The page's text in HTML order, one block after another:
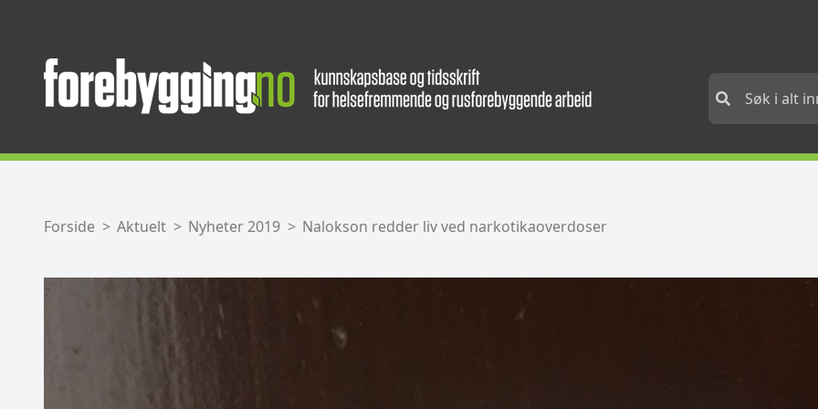
Forside Aktuelt Nyheter 2019 Nalokson redder liv ved narkotikaoverdoser